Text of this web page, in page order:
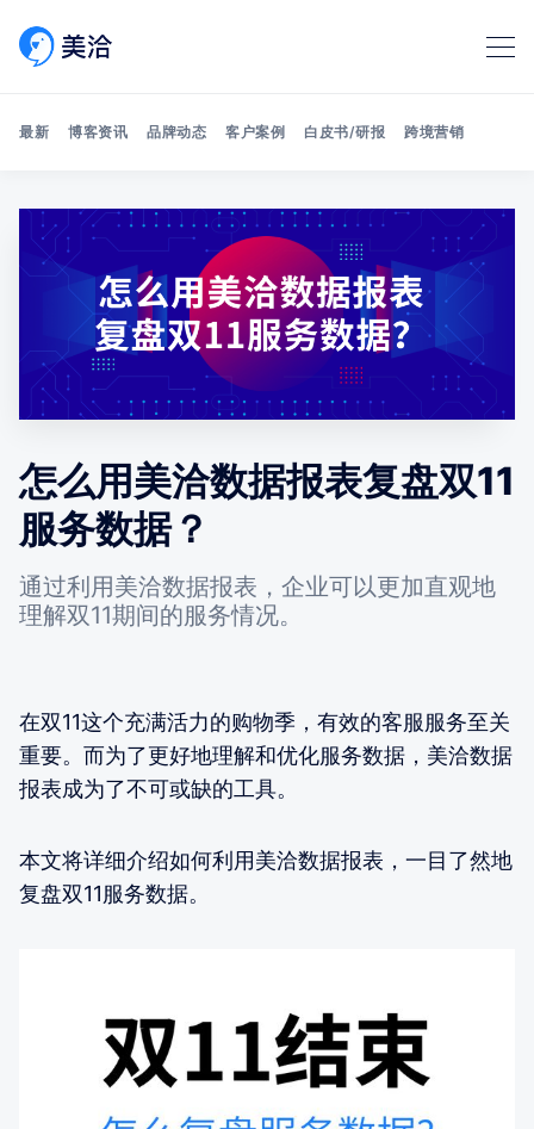
Search 美洽博客
最新 博客资讯 品牌动态 客户案例 白皮书/研报 跨境营销
怎么用美洽数据报表复盘双11
服务数据？
通过利用美洽数据报表，企业可以更加直观地
理解双11期间的服务情况。
在双11这个充满活力的购物季，有效的客服服务至关
重要。而为了更好地理解和优化服务数据，美洽数据
报表成为了不可或缺的工具。
本文将详细介绍如何利用美洽数据报表，一目了然地
复盘双11服务数据。